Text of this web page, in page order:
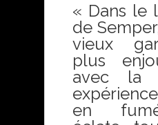
« Dans le
de
vieux
plus
avec la
en